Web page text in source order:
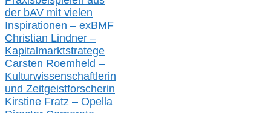
der bAV mit vielen
Inspirationen – exBMF
Christian Lindner –
Kapitalmarktstratege
Carsten Roemheld –
Kulturwissenschaftlerin
und Zeitgeistforscherin
Kirstine Fratz – Opella